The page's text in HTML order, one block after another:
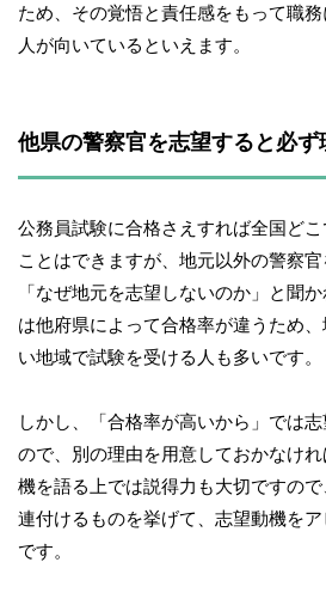
ため、その覚悟と責任感をもって職
人が向いているといえます。
他県の警察官を志望すると必ず
公務員試験に合格さえすれば全国ど
ことはできますが、地元以外の警察
「なぜ地元を志望しないのか」と聞
は他府県によって合格率が違うため
い地域で試験を受ける人も多いです。
しかし、「合格率が高いから」では
ので、別の理由を用意しておかなけ
機を語る上では説得力も大切ですの
連付けるものを挙げて、志望動機を
です。